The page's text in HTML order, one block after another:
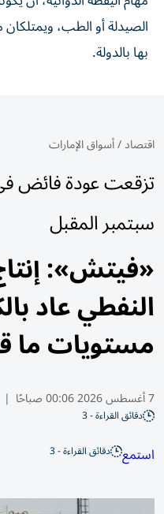
الصيدلة أو الطب،
بها بالدولة.
اقتصاد/أسواق الإمارات
تزقعت عودة فائض
سبتمبر المقبل
«فيتش»:
النفطي عاد
مستويات ما
7 أغسطس 2026 00:06 صباحًا |
دقائق القراءة - 3
استمع دقائق القراءة - 3